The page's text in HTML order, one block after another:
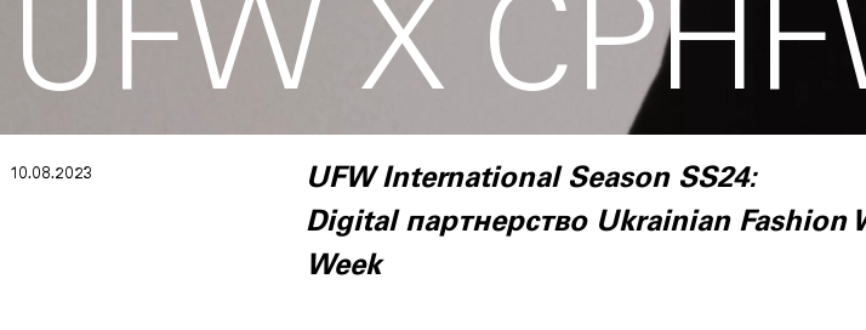
UFW X
10.08.2023
UFW International Season SS24:
Digital партнерство Ukrainian Fashion
Week